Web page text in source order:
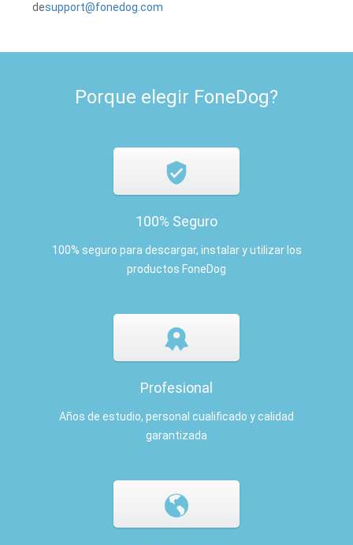
desupport@fonedog.com
Porque elegir FoneDog?
100% Seguro
100% seguro para descargar, instalar y utilizar los
productos FoneDog
Profesional
Años de estudio, personal cualificado y calidad
garantizada